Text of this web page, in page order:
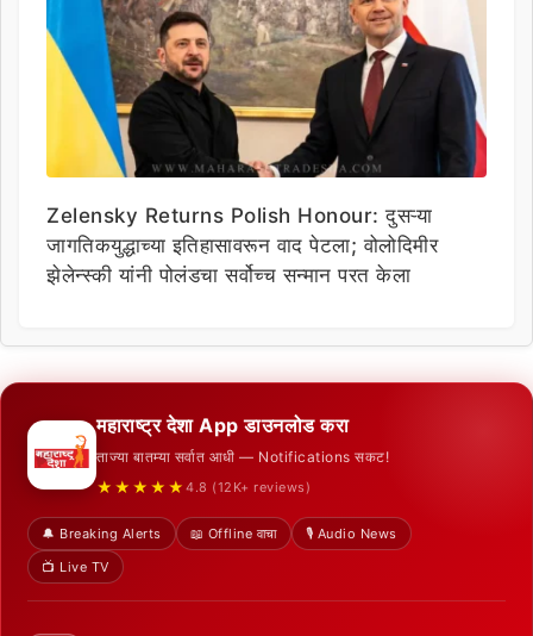
Zelensky Returns Polish Honour: दुसऱ्या
जागतिकयुद्धाच्या इतिहासावरून वाद पेटला; वोलोदिमीर
झेलेन्स्की यांनी पोलंडचा सर्वोच्च सन्मान परत केला
महाराष्ट्र देशा App डाउनलोड करा
ताज्या बातम्या सर्वात आधी — Notifications सकट!
★★★★★ 4.8 (12K+ reviews)
🔔 Breaking Alerts 📖 Offline वाचा
🎙️ Audio News
📺 Live TV